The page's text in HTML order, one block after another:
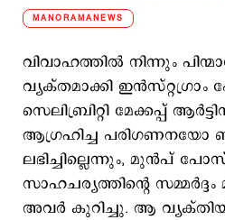
MANORAMANEWS
വിവാഹത്തില്‍ നിന്നും
വ്യക്തമാക്കി ഇന്‍സ്റ്റഗ്രാം
സെലിബ്രിറ്റി മേക്കപ്പ്
ആഗ്രഹിച്ച
ലഭിച്ചില്ലെന്നും, മുന്‍പ്
സാഹചര്യത്തിന്‍റെ
അവര്‍ കുറിച്ചു. ആ